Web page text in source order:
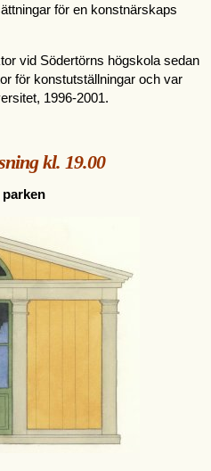
för en konstnärskaps
vid Södertörns högskola sedan
för konstutställningar och var
1996-2001.
kl. 19.00